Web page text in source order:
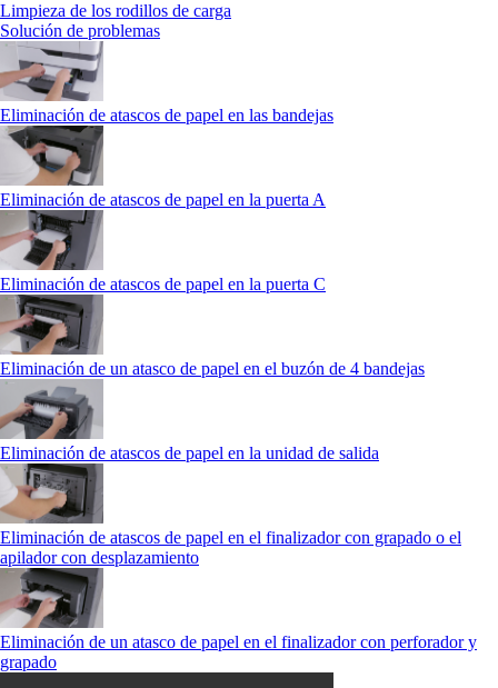
Limpieza de los rodillos de carga
Solución de problemas
Eliminación de atascos de papel en las bandejas
Eliminación de atascos de papel en la puerta A
Eliminación de atascos de papel en la puerta C
Eliminación de un atasco de papel en el buzón de 4 bandejas
Eliminación de atascos de papel en la unidad de salida
Eliminación de atascos de papel en el finalizador con grapado o el
apilador con desplazamiento
Eliminación de un atasco de papel en el finalizador con perforador y
grapado